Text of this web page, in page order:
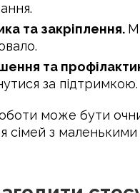
та закріплення.
та
за підтримкою.
може бути
сімей з